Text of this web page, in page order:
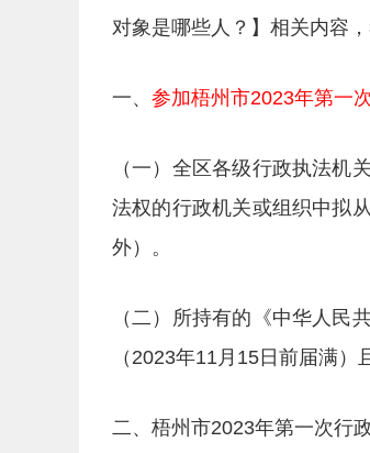
对象是哪些人？】相关内容，
一、 参加梧州市2023年第一
（一）全区各级行政执法机
法权的行政机关或组织中拟
外）。
（二）所持有的《中华人民
（2023年11月15日前届满）
二、梧州市2023年第一次行